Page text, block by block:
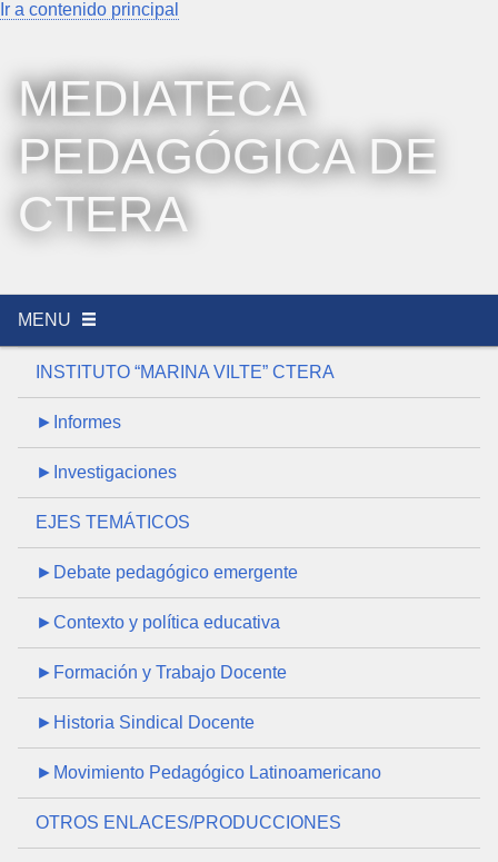
Ir a contenido principal
MEDIATECA
PEDAGÓGICA DE
CTERA
MENU
INSTITUTO “MARINA VILTE” CTERA
►Informes
►Investigaciones
EJES TEMÁTICOS
►Debate pedagógico emergente
►Contexto y política educativa
►Formación y Trabajo Docente
►Historia Sindical Docente
►Movimiento Pedagógico Latinoamericano
OTROS ENLACES/PRODUCCIONES